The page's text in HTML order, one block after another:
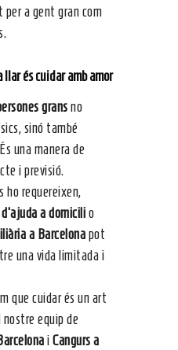
a gent gran com
llarés cuidar amb amor
grans no
sinó també
una manera de
i previsió.
ho requereixen,
a domicilio
a Barcelona pot
una vida limitada i
que cuidar és un art
equip de
i Cangurs a